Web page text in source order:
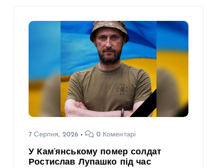
7 Серпня, 2026 0 Коментарі
У Кам’янському помер солдат
Ростислав Лупашко під час